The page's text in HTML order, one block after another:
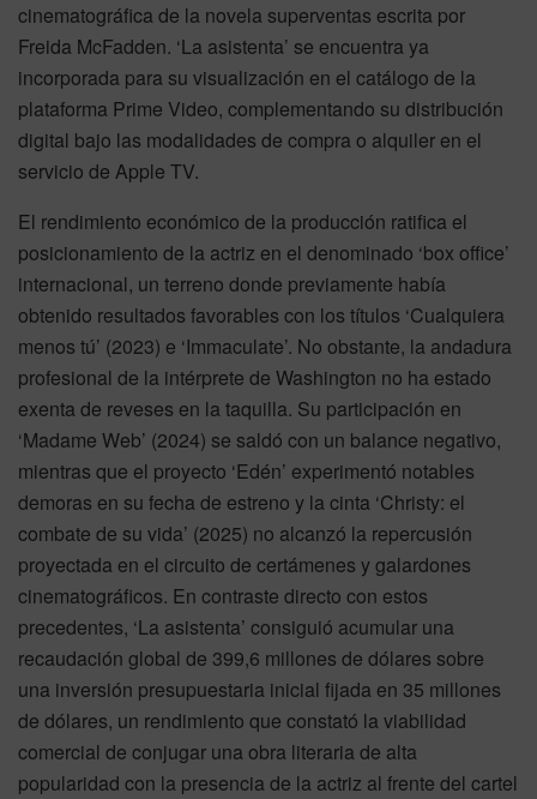
cinematográfica de la novela superventas escrita por
Freida McFadden. ‘La asistenta’ se encuentra ya
incorporada para su visualización en el catálogo de la
plataforma Prime Video, complementando su distribución
digital bajo las modalidades de compra o alquiler en el
servicio de Apple TV.
El rendimiento económico de la producción ratifica el
posicionamiento de la actriz en el denominado ‘box office’
internacional, un terreno donde previamente había
obtenido resultados favorables con los títulos ‘Cualquiera
menos tú’ (2023) e ‘Immaculate’. No obstante, la andadura
profesional de la intérprete de Washington no ha estado
exenta de reveses en la taquilla. Su participación en
‘Madame Web’ (2024) se saldó con un balance negativo,
mientras que el proyecto ‘Edén’ experimentó notables
demoras en su fecha de estreno y la cinta ‘Christy: el
combate de su vida’ (2025) no alcanzó la repercusión
proyectada en el circuito de certámenes y galardones
cinematográficos. En contraste directo con estos
precedentes, ‘La asistenta’ consiguió acumular una
recaudación global de 399,6 millones de dólares sobre
una inversión presupuestaria inicial fijada en 35 millones
de dólares, un rendimiento que constató la viabilidad
comercial de conjugar una obra literaria de alta
popularidad con la presencia de la actriz al frente del cartel